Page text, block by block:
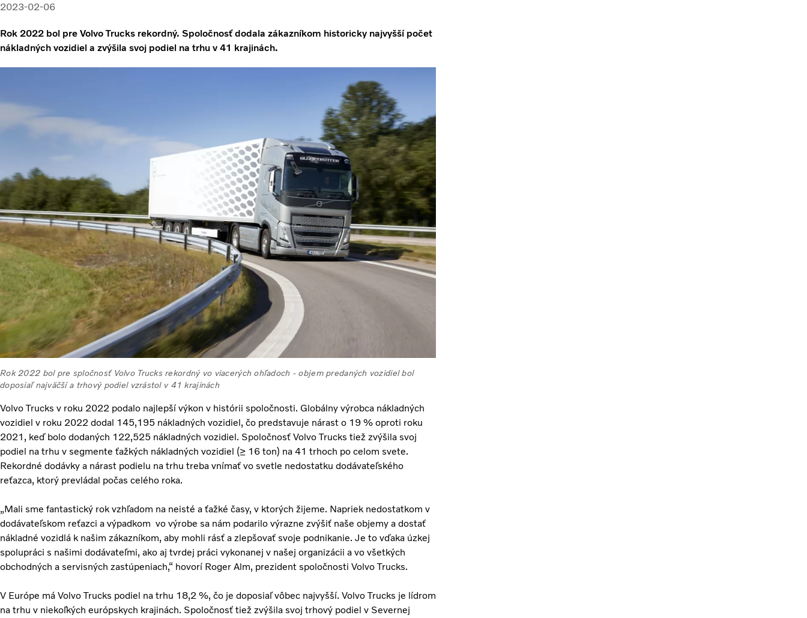
2023-02-06
Rok 2022 bol pre Volvo Trucks rekordný. Spoločnosť dodala zákazníkom historicky najvyšší počet
nákladných vozidiel a zvýšila svoj podiel na trhu v 41 krajinách.
Rok 2022 bol pre spločnosť Volvo Trucks rekordný vo viacerých ohľadoch - objem predaných vozidiel bol
doposiaľ najväčší a trhový podiel vzrástol v 41 krajinách
Volvo Trucks v roku 2022 podalo najlepší výkon v histórii spoločnosti. Globálny výrobca nákladných
vozidiel v roku 2022 dodal 145,195 nákladných vozidiel, čo predstavuje nárast o 19 % oproti roku
2021, keď bolo dodaných 122,525 nákladných vozidiel. Spoločnosť Volvo Trucks tiež zvýšila svoj
podiel na trhu v segmente ťažkých nákladných vozidiel (≥ 16 ton) na 41 trhoch po celom svete.
Rekordné dodávky a nárast podielu na trhu treba vnímať vo svetle nedostatku dodávateľského
reťazca, ktorý prevládal počas celého roka.
„Mali sme fantastický rok vzhľadom na neisté a ťažké časy, v ktorých žijeme. Napriek nedostatkom v
dodávateľskom reťazci a výpadkom vo výrobe sa nám podarilo výrazne zvýšiť naše objemy a dostať
nákladné vozidlá k našim zákazníkom, aby mohli rásť a zlepšovať svoje podnikanie. Je to vďaka úzkej
spolupráci s našimi dodávateľmi, ako aj tvrdej práci vykonanej v našej organizácii a vo všetkých
obchodných a servisných zastúpeniach,“ hovorí Roger Alm, prezident spoločnosti Volvo Trucks.
V Európe má Volvo Trucks podiel na trhu 18,2 %, čo je doposiaľ vôbec najvyšší. Volvo Trucks je lídrom
na trhu v niekoľkých európskych krajinách. Spoločnosť tiež zvýšila svoj trhový podiel v Severnej